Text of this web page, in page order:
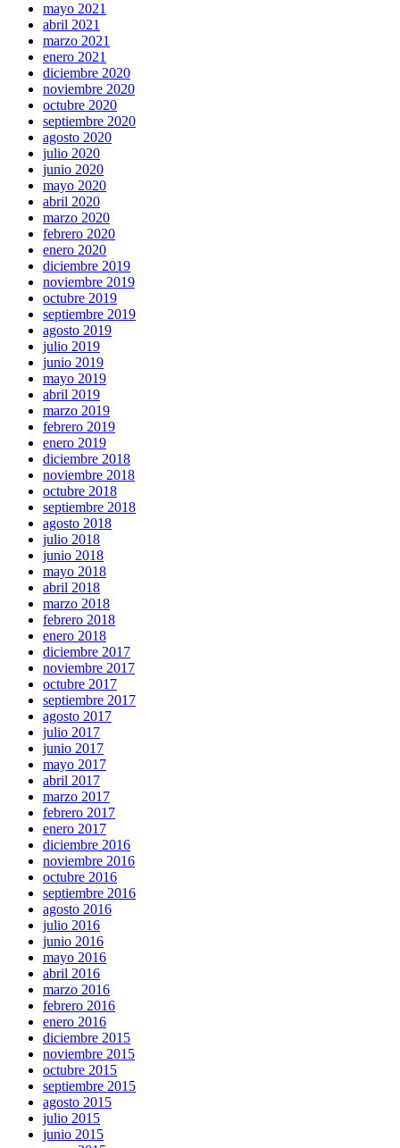
mayo 2021
abril 2021
marzo 2021
enero 2021
diciembre 2020
noviembre 2020
octubre 2020
septiembre 2020
agosto 2020
julio 2020
junio 2020
mayo 2020
abril 2020
marzo 2020
febrero 2020
enero 2020
diciembre 2019
noviembre 2019
octubre 2019
septiembre 2019
agosto 2019
julio 2019
junio 2019
mayo 2019
abril 2019
marzo 2019
febrero 2019
enero 2019
diciembre 2018
noviembre 2018
octubre 2018
septiembre 2018
agosto 2018
julio 2018
junio 2018
mayo 2018
abril 2018
marzo 2018
febrero 2018
enero 2018
diciembre 2017
noviembre 2017
octubre 2017
septiembre 2017
agosto 2017
julio 2017
junio 2017
mayo 2017
abril 2017
marzo 2017
febrero 2017
enero 2017
diciembre 2016
noviembre 2016
octubre 2016
septiembre 2016
agosto 2016
julio 2016
junio 2016
mayo 2016
abril 2016
marzo 2016
febrero 2016
enero 2016
diciembre 2015
noviembre 2015
octubre 2015
septiembre 2015
agosto 2015
julio 2015
junio 2015